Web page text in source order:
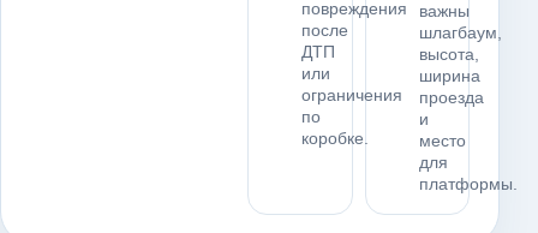
повреждения
после
ДТП
или
ограничения
по
коробке.
важны
шлагбаум,
высота,
ширина
проезда
и
место
для
платформы.